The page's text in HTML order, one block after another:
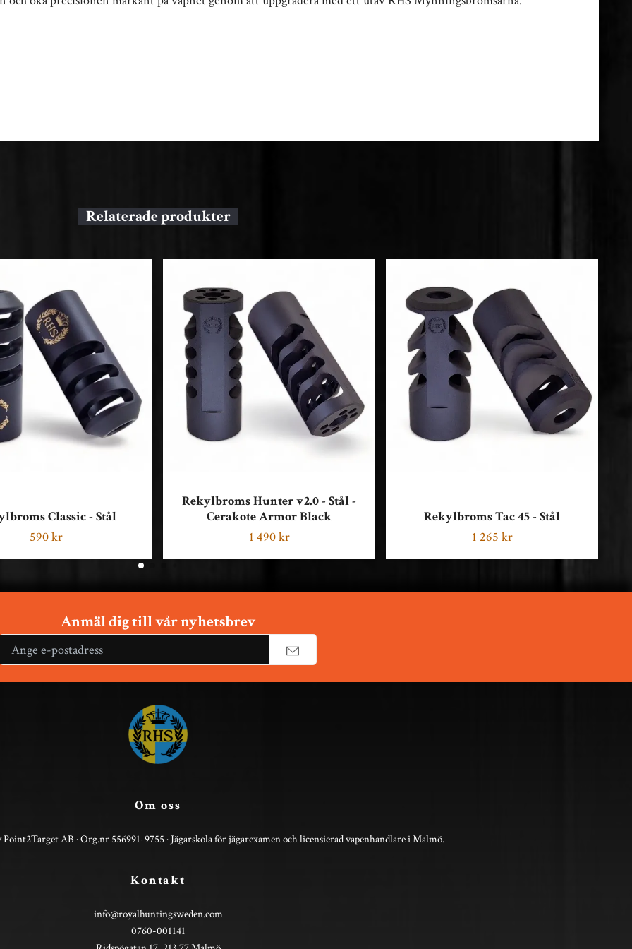
Classic - Stål
590 kr
Rekylbroms Hunter v2.0 - Stål -
Cerakote Armor Black
1 490 kr
Rekylbroms Tac 45 - Stål
1 265 kr
Anmäl dig till vår nyhetsbrev
Om oss
AB · Org.nr 556991-9755 · Jägarskola för jägarexamen och licensierad vapenhandlare i Malmö.
Kontakt
info@royalhuntingsweden.com
0760-001141